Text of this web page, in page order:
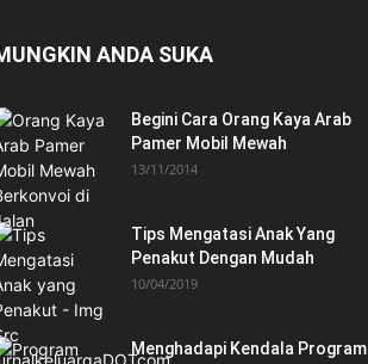
ANDA SUKA
Begini Cara Orang Kaya Arab
Pamer Mobil Mewah
13/11/2014
Tips Mengatasi Anak Yang
Penakut Dengan Mudah
10/04/2019
Menghadapi Kendala Program